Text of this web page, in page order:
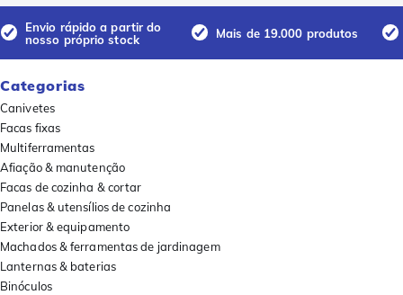
Envio rápido a partir do
nosso próprio stock
Mais de 19.000 produtos
Categorias
Canivetes
Facas fixas
Multiferramentas
Afiação & manutenção
Facas de cozinha & cortar
Panelas & utensílios de cozinha
Exterior & equipamento
Machados & ferramentas de jardinagem
Lanternas & baterias
Binóculos